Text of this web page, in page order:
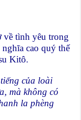
về tình yêu trong
cao quý thế
Kitô.
của loài
mà không có
la phèng